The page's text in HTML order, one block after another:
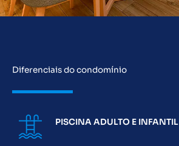
Diferenciais do condomínio
PISCINA ADULTO E INFANTIL